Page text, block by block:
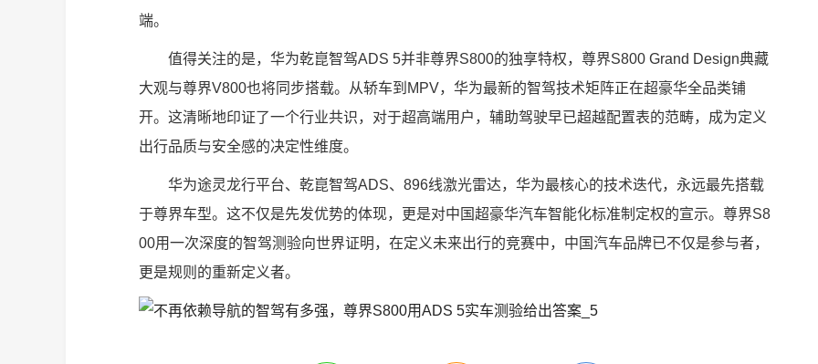
端。
值得关注的是，华为乾崑智驾ADS 5并非尊界S800的独享特权，尊界S800 Grand Design典藏
大观与尊界V800也将同步搭载。从轿车到MPV，华为最新的智驾技术矩阵正在超豪华全品类铺
开。这清晰地印证了一个行业共识，对于超高端用户，辅助驾驶早已超越配置表的范畴，成为定义
出行品质与安全感的决定性维度。
华为途灵龙行平台、乾崑智驾ADS、896线激光雷达，华为最核心的技术迭代，永远最先搭载
于尊界车型。这不仅是先发优势的体现，更是对中国超豪华汽车智能化标准制定权的宣示。尊界S8
00用一次深度的智驾测验向世界证明，在定义未来出行的竞赛中，中国汽车品牌已不仅是参与者，
更是规则的重新定义者。